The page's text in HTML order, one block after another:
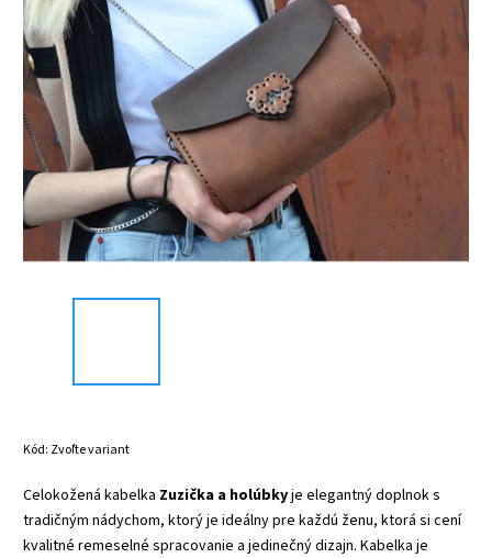
Kód: Zvoľte variant
Celokožená kabelka Zuzička a holúbkyje elegantný doplnok s
tradičným nádychom, ktorý je ideálny pre každú ženu, ktorá si cení
kvalitné remeselné spracovanie a jedinečný dizajn. Kabelka je